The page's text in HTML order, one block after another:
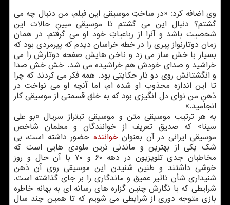
وی اضافه کرد: «در ساختِ موسیقی این فیلم، من دنبال چه می
گشتم؟ دنبال این می گشتم تا موسیقی مبینِ حالات این
شخصیت باشد و آنرا از رباعیاتِ خود او می گرفتم. در همان
زمان دوتارنواز پیری را در خطه خراسان دیدم که پیرمردی بود که
بسیار با خش ساز می زد و ناخن هایش صفحه دوتارش را می
خراشید و صدای خودش هم خراشیده می شد. خش خش صدا
و انگشتانش روی دو تار حکایتی بود. همه فکر می کردند که چرا
تا این اندازه مجذوب او شده ام، اما آنچه او می نواخت در
ذهنِ من نوای دل انگیزی بود که به خلق قسمتی از موسیقی کار
انجامید.»
به هر ترتیب موسیقی متن و موسیقی تیتراژ سریال «بو علی
سینا» که صدیق تعریف از خوانندگان و معلمان شاخص
موسیقی ایرانی در آن بعنوانخواننده حضور داشته است، بی
شک یکی از بهترین و ماندنی ترین ملودی هایی است که
مخاطبان جدی تلویزیون در دهه ۶۰ و ۷۰ با آن حال و روز
خوشی داشتند و طنین شنیدن این موسیقی روی آن ذهن
شنیداری شأن تاثیر عمیق و ماندگاری را بر جای گذاشته است.
شرایطی که با نگارش چنین گزاره های رسانه ای به بهانه خاطره
بازی متوجه دوری از شرایطی می شویم که تا همین چند سال